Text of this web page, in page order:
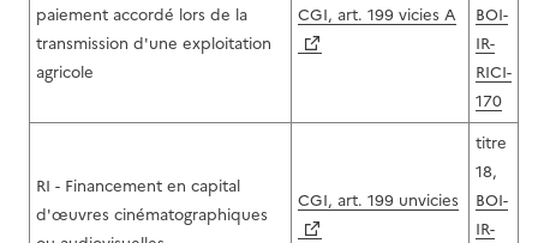
paiement accordé lors de la
transmission d'une exploitation
agricole
CGI, art. 199 vicies A
BOI-
IR-
RICI-
170
RI - Financement en capital
d'œuvres cinématographiques
CGI, art. 199 unvicies
titre
18,
BOI-
IR-